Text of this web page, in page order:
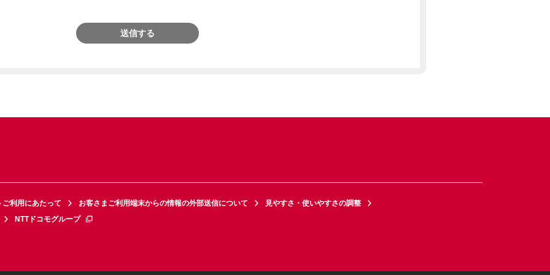
送信する
ご利用にあたって お客さまご利用端末からの情報の外部送信について
見やすさ・使いやすさの調整
NTTドコモグループ